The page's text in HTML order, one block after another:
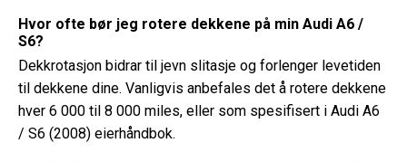
Hvor ofte bør jeg rotere dekkene på min Audi A6 /
S6?
Dekkrotasjon bidrar til jevn slitasje og forlenger levetiden
til dekkene dine. Vanligvis anbefales det å rotere dekkene
hver 6 000 til 8 000 miles, eller som spesifisert i Audi A6
/ S6 (2008) eierhåndbok.